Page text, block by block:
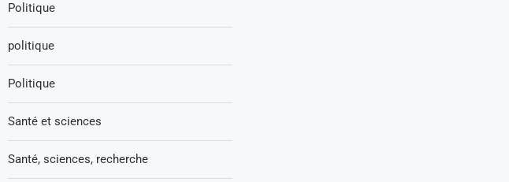
Politique
politique
Politique
Santé et sciences
Santé, sciences, recherche